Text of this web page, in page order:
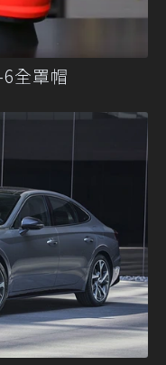
全罩帽